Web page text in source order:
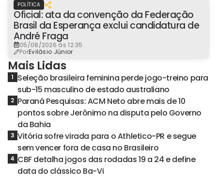
POLÍTICA
Oficial: ata da convenção da Federação
Brasil da Esperança exclui candidatura de
André Fraga
05/08/2026 às 12:35
PorEvilásio Júnior
Mais Lidas
1 Seleção brasileira feminina perde jogo-treino para
sub-15 masculino de estado australiano
2 Paraná Pesquisas: ACM Neto abre mais de 10
pontos sobre Jerônimo na disputa pelo Governo
da Bahia
3 Vitória sofre virada para o Athletico-PR e segue
sem vencer fora de casa no Brasileiro
4 CBF detalha jogos das rodadas 19 a 24 e define
data do clássico Ba-Vi